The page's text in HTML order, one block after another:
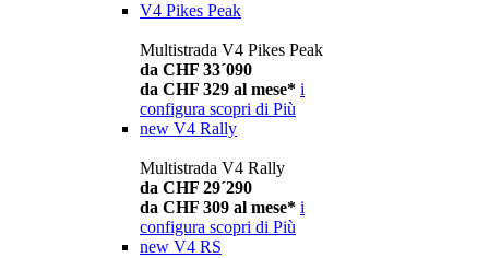
V4 Pikes Peak
Multistrada V4 Pikes Peak
da CHF 33´090
da CHF 329 al mese* i
configura scopri di Più
new V4 Rally
Multistrada V4 Rally
da CHF 29´290
da CHF 309 al mese* i
configura scopri di Più
new V4 RS